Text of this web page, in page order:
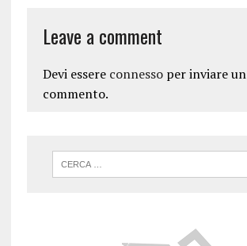
Leave a comment
Devi essere connessoper inviare un
commento.